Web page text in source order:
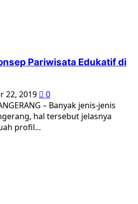
Pariwisata Edukatif di
22, 2019
0
– Banyak jenis-jenis
hal tersebut jelasnya
profil...